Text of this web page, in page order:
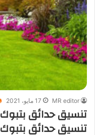
MR editor 17 مايو، 2021
تنسيق حدائق بتبوك